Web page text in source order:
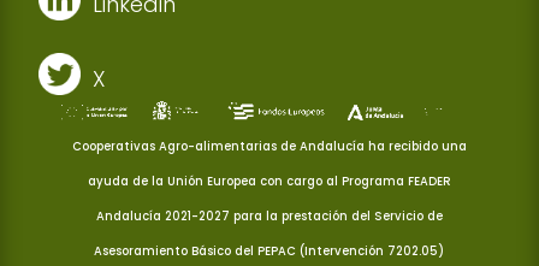
X
Cooperativas Agro-alimentarias de Andalucía ha recibido una
ayuda de la Unión Europea con cargo al Programa FEADER
Andalucía 2021-2027 para la prestación del Servicio de
Asesoramiento Básico del PEPAC (Intervención 7202.05)